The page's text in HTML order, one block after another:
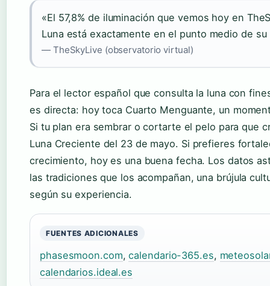
«El 57,8% de iluminación que vemos hoy en
Luna está exactamente en el punto medio de su
— TheSkyLive (observatorio virtual)
Para el lector español que consulta la luna con
es directa: hoy toca Cuarto Menguante, un
Si tu plan era sembrar o cortarte el pelo para que
Luna Creciente del 23 de mayo. Si prefieres
crecimiento, hoy es una buena fecha. Los datos
las tradiciones que los acompañan, una brújula
según su experiencia.
FUENTES ADICIONALES
phasesmoon.com,calendario-365.es,
calendarios.ideal.es